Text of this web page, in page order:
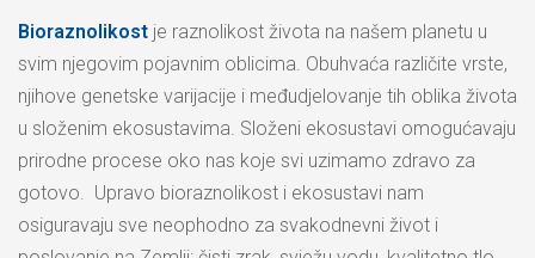
Bioraznolikost je raznolikost života na našem planetu u
svim njegovim pojavnim oblicima. Obuhvaća različite vrste,
njihove genetske varijacije i međudjelovanje tih oblika života
u složenim ekosustavima. Složeni ekosustavi omogućavaju
prirodne procese oko nas koje svi uzimamo zdravo za
gotovo. Upravo bioraznolikost i ekosustavi nam
osiguravaju sve neophodno za svakodnevni život i